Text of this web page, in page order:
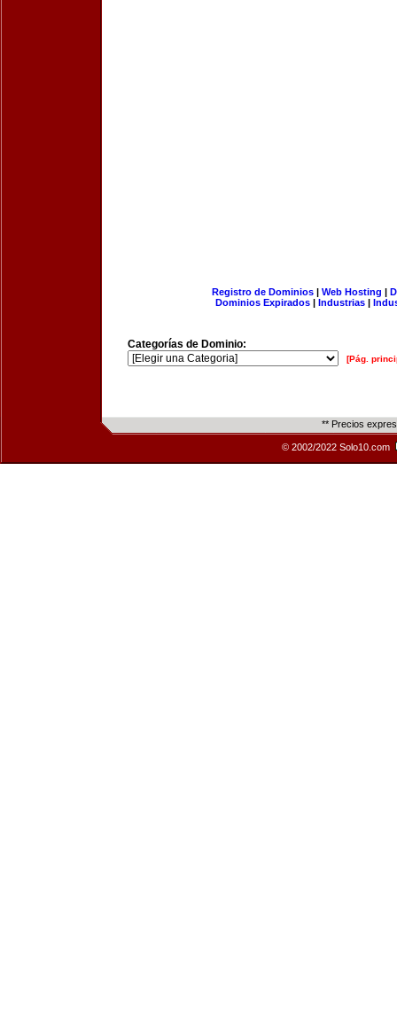
Registro de Dominios| Web Hosting |
Dominios Expirados | Industrias |
Categorías de Dominio:
[Pág.
** Precios
© 2002/2022 Solo10.com